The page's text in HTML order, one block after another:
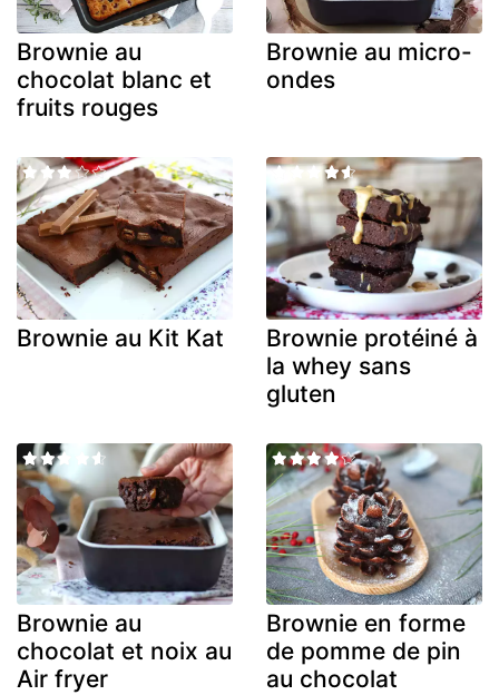
Brownie au
chocolat blanc et
fruits rouges
Brownie au micro-
ondes
Brownie au Kit Kat
Brownie protéiné à
la whey sans
gluten
Brownie au
chocolat et noix au
Air fryer
Brownie en forme
de pomme de pin
au chocolat